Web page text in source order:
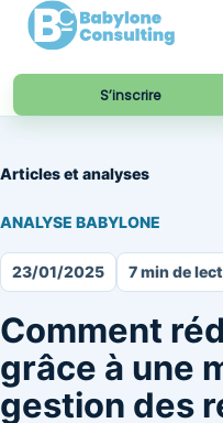
S’inscrire
Articles et analyses
ANALYSE BABYLONE
23/01/2025 7 min de
Comment
grâce à une
gestion des